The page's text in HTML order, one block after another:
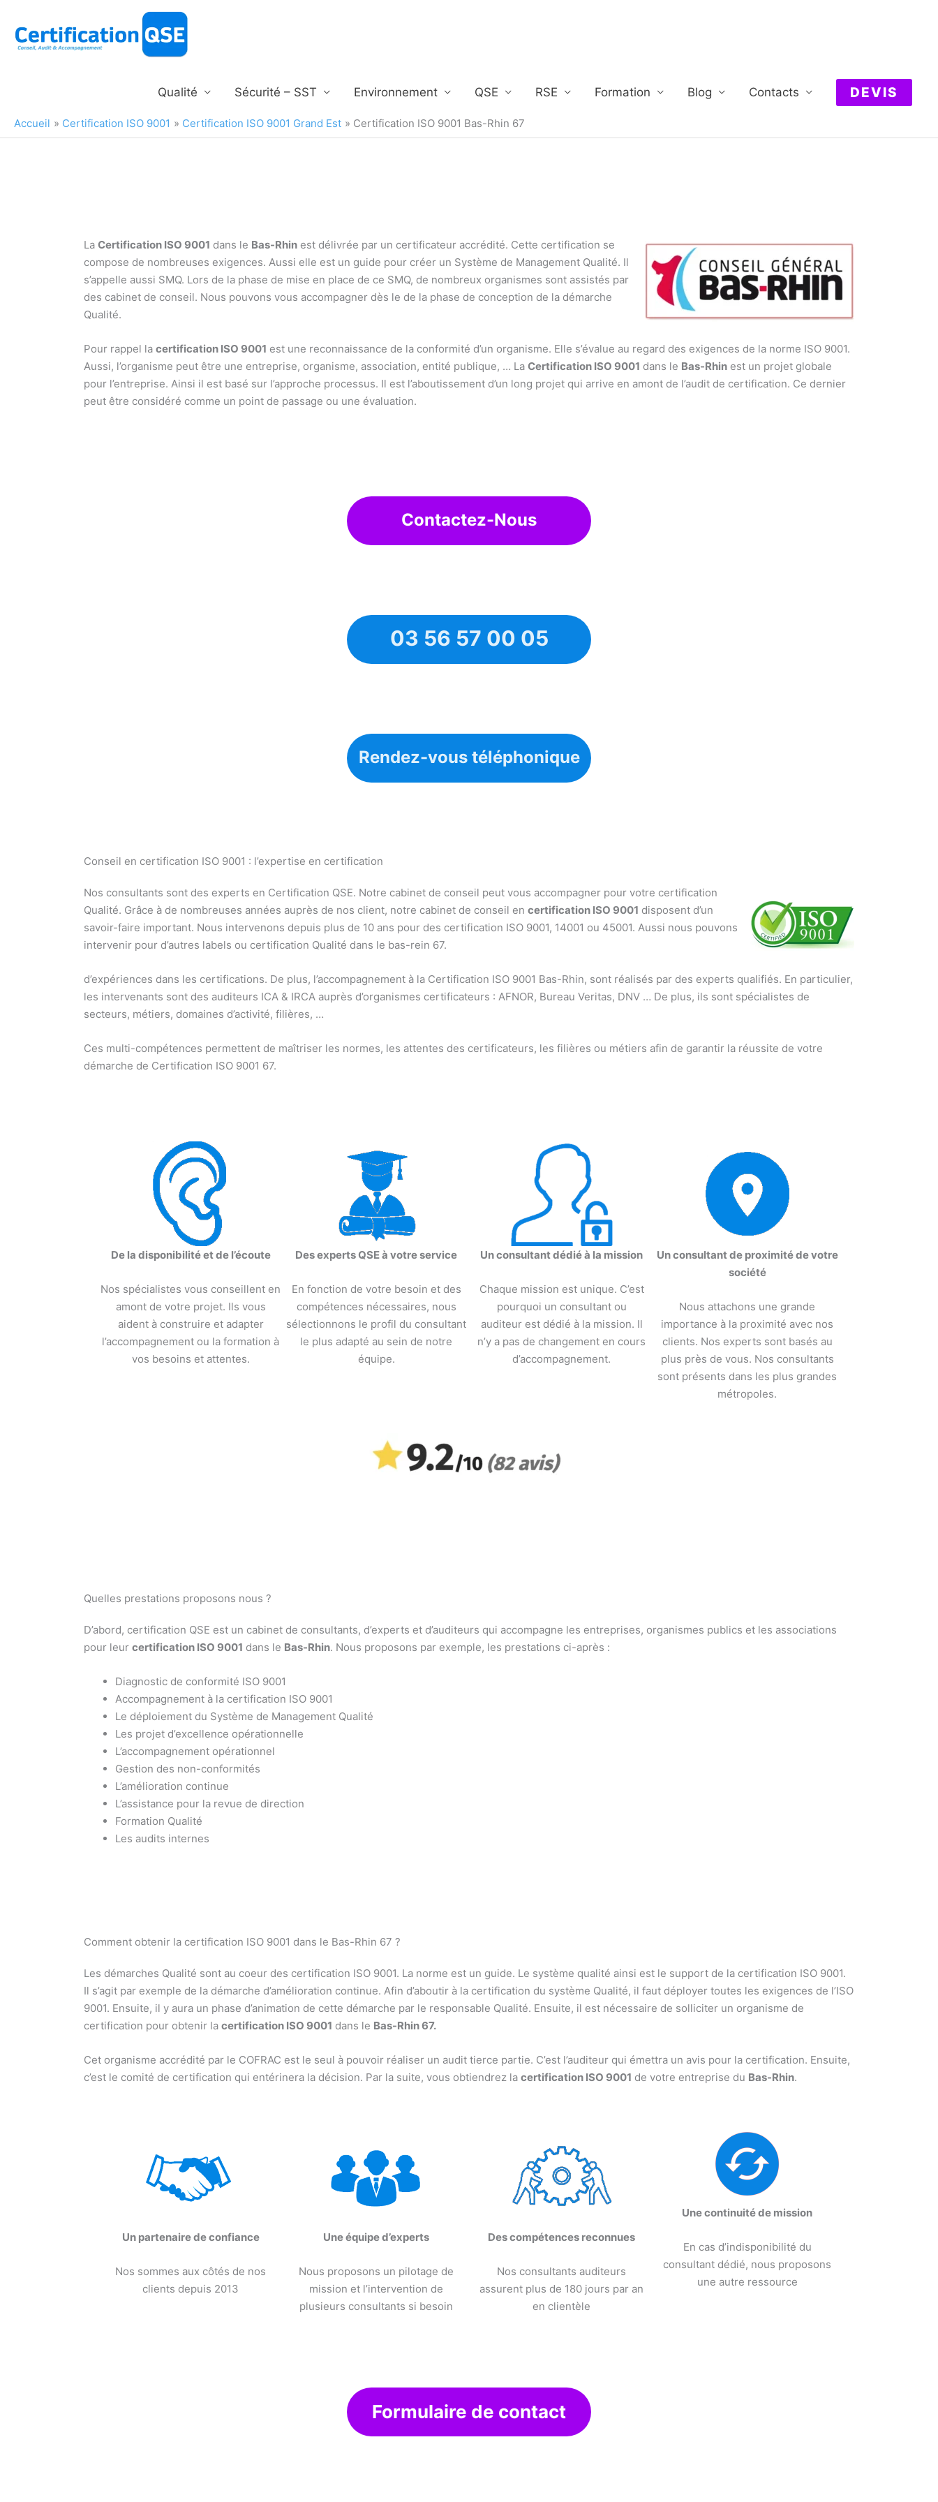
contenu
Qualité Sécurité – SST Environnement QSE RSE Formation Blog Contacts DEVIS
Accueil Certification ISO 9001 Certification ISO 9001 Grand Est Certification ISO 9001 Bas-Rhin 67
LaCertification ISO 9001 dans le Bas-Rhin est délivrée par un certificateur accrédité. Cette certification se
compose de nombreuses exigences. Aussi elle est un guide pour créer un Système de Management Qualité. Il
s’appelle aussi SMQ. Lors de la phase de mise en place de ce SMQ, de nombreux organismes sont assistés par
des cabinet de conseil. Nous pouvons vous accompagner dès le de la phase de conception de la démarche
Qualité.
Pour rappel lacertification ISO 9001 est une reconnaissance de la conformité d’un organisme. Elle s’évalue au regard des exigences de la norme ISO 9001.
Aussi, l’organisme peut être une entreprise, organisme, association, entité publique, … LaCertification ISO 9001 dans le Bas-Rhin est un projet globale
pour l’entreprise. Ainsi il est basé sur l’approche processus. Il est l’aboutissement d’un long projet qui arrive en amont de l’audit de certification. Ce dernier
peut être considéré comme un point de passage ou une évaluation.
Contactez-Nous
03 56 57 00 05
Rendez-vous téléphonique
Conseil en certification ISO 9001 : l’expertise en certification
Nos consultants sont des experts en Certification QSE. Notre cabinet de conseil peut vous accompagner pour votre certification
Qualité. Grâce à de nombreuses années auprès de nos client, notre cabinet de conseil encertification ISO 9001 disposent d’un
savoir-faire important. Nous intervenons depuis plus de 10 ans pour des certification ISO 9001, 14001 ou 45001. Aussi nous pouvons
intervenir pour d’autres labels ou certification Qualité dans le bas-rein 67.
d’expériences dans les certifications. De plus, l’accompagnement à la Certification ISO 9001 Bas-Rhin, sont réalisés par des experts qualifiés. En particulier,
les intervenants sont des auditeurs ICA & IRCA auprès d’organismes certificateurs : AFNOR, Bureau Veritas, DNV … De plus, ils sont spécialistes de
secteurs, métiers, domaines d’activité, filières, …
Ces multi-compétences permettent de maîtriser les normes, les attentes des certificateurs, les filières ou métiers afin de garantir la réussite de votre
démarche de Certification ISO 9001 67.
De la disponibilité et de l’écoute
Nos spécialistes vous conseillent en
amont de votre projet. Ils vous
aident à construire et adapter
l’accompagnement ou la formation à
vos besoins et attentes.
Des experts QSE à votre service
En fonction de votre besoin et des
compétences nécessaires, nous
sélectionnons le profil du consultant
le plus adapté au sein de notre
équipe.
Un consultant dédié à la mission
Chaque mission est unique. C’est
pourquoi un consultant ou
auditeur est dédié à la mission. Il
n’y a pas de changement en cours
d’accompagnement.
Un consultant de proximité de votre
société
Nous attachons une grande
importance à la proximité avec nos
clients. Nos experts sont basés au
plus près de vous. Nos consultants
sont présents dans les plus grandes
métropoles.
Quelles prestations proposons nous ?
D’abord, certification QSE est un cabinet de consultants, d’experts et d’auditeurs qui accompagne les entreprises, organismes publics et les associations
pour leurcertification ISO 9001 dans le Bas-Rhin. Nous proposons par exemple, les prestations ci-après :
Diagnostic de conformité ISO 9001
Accompagnement à la certification ISO 9001
Le déploiement du Système de Management Qualité
Les projet d’excellence opérationnelle
L’accompagnement opérationnel
Gestion des non-conformités
L’amélioration continue
L’assistance pour la revue de direction
Formation Qualité
Les audits internes
Comment obtenir la certification ISO 9001 dans le Bas-Rhin 67 ?
Les démarches Qualité sont au coeur des certification ISO 9001. La norme est un guide. Le système qualité ainsi est le support de la certification ISO 9001.
Il s’agit par exemple de la démarche d’amélioration continue. Afin d’aboutir à la certification du système Qualité, il faut déployer toutes les exigences de l’ISO
9001. Ensuite, il y aura un phase d’animation de cette démarche par le responsable Qualité. Ensuite, il est nécessaire de solliciter un organisme de
certification pour obtenir lacertification ISO 9001 dans le Bas-Rhin 67.
Cet organisme accrédité par le COFRAC est le seul à pouvoir réaliser un audit tierce partie. C’est l’auditeur qui émettra un avis pour la certification. Ensuite,
c’est le comité de certification qui entérinera la décision. Par la suite, vous obtiendrez lacertification ISO 9001 de votre entreprise du Bas-Rhin.
Un partenaire de confiance
Nos sommes aux côtés de nos
clients depuis 2013
Une équipe d’experts
Nous proposons un pilotage de
mission et l’intervention de
plusieurs consultants si besoin
Des compétences reconnues
Nos consultants auditeurs
assurent plus de 180 jours par an
en clientèle
Une continuité de mission
En cas d’indisponibilité du
consultant dédié, nous proposons
une autre ressource
Formulaire de contact